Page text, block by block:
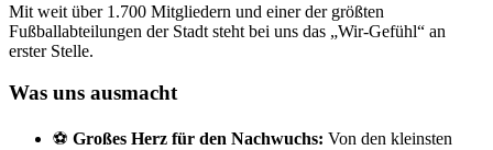
Mit weit über 1.700 Mitgliedern und einer der größten
Fußballabteilungen der Stadt steht bei uns das „Wir-Gefühl“ an
erster Stelle.
Was uns ausmacht
⚽ Großes Herz für den Nachwuchs: Von den kleinsten